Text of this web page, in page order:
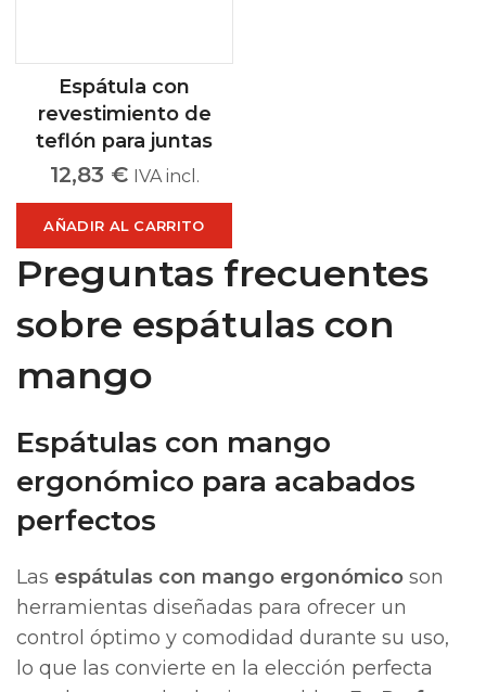
Espátula con
revestimiento de
teflón para juntas
12,83 € IVA incl.
AÑADIR AL CARRITO
Preguntas frecuentes
sobre espátulas con
mango
Espátulas con mango
ergonómico para acabados
perfectos
Las espátulas con mango ergonómico son
herramientas diseñadas para ofrecer un
control óptimo y comodidad durante su uso,
lo que las convierte en la elección perfecta